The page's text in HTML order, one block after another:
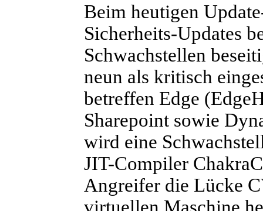
Beim heutigen
Sicherheits-Updates
Schwachstellen
neun als kritisch
betreffen Edge
Sharepoint sowie
wird eine
JIT-Compiler
Angreifer die Lücke